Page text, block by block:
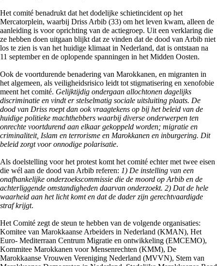
Het comité benadrukt dat het dodelijke schietincident op het
Mercatorplein, waarbij Driss Arbib (33) om het leven kwam, alleen de
aanleiding is voor oprichting van de actiegroep. Uit een verklaring die
ze hebben doen uitgaan blijkt dat ze vinden dat de dood van Arbib niet
los te zien is van het huidige klimaat in Nederland, dat is ontstaan na
11 september en de oplopende spanningen in het Midden Oosten.
Ook de voortdurende benadering van Marokkanen, en migranten in
het algemeen, als veiligheidsrisico leidt tot stigmatisering en xenofobie
meent het comité. Gelijktijdig ondergaan allochtonen dagelijks
discriminatie en vindt er stelselmatig sociale uitsluiting plaats. De
dood van Driss roept dan ook vraagtekens op bij het beleid van de
huidige politieke machthebbers waarbij diverse onderwerpen ten
onrechte voortdurend aan elkaar gekoppeld worden; migratie en
criminaliteit, Islam en terrorisme en Marokkanen en inburgering. Dit
beleid zorgt voor onnodige polarisatie.
Als doelstelling voor het protest komt het comité echter met twee eisen
die wél aan de dood van Arbib referen: 1) De instelling van een
onafhankelijke onderzoekscommissie die de moord op Arbib en de
achterliggende omstandigheden daarvan onderzoekt. 2) Dat de hele
waarheid aan het licht komt en dat de dader zijn gerechtvaardigde
straf krijgt.
Het Comité zegt de steun te hebben van de volgende organisaties:
Komitee van Marokkaanse Arbeiders in Nederland (KMAN), Het
Euro- Mediterraan Centrum Migratie en ontwikkeling (EMCEMO),
Kommitee Marokkanen voor Mensenrechten (KMM), De
Marokkaanse Vrouwen Vereniging Nederland (MVVN), Stem van